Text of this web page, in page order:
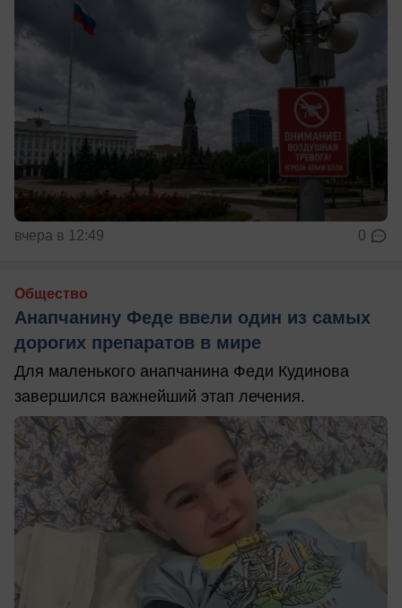
вчера в 12:49 0
Общество
Анапчанину Феде ввели один из самых
дорогих препаратов в мире
Для маленького анапчанина Феди Кудинова
завершился важнейший этап лечения.